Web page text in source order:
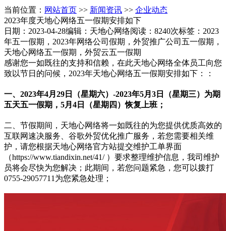
当前位置： 网站首页 >> 新闻资讯 >> 企业动态
2023年度天地心网络五一假期安排如下
日期：2023-04-28编辑：天地心网络阅读：8240次标签：2023
年五一假期，2023年网络公司假期，外贸推广公司五一假期，
天地心网络五一假期，外贸云五一假期
感谢您一如既往的支持和信赖，在此天地心网络全体员工向您
致以节日的问候，2023年天地心网络五一假期安排如下：：
一、2023年4月29日（星期六）-2023年5月3日（星期三）为期
五天五一假期，5月4日（星期四）恢复上班；
二、节假期间，天地心网络将一如既往的为您提供优质高效的
互联网速决服务、谷歌外贸优化推广服务，若您需要相关维
护，请您根据天地心网络官方站提交维护工单界面
（https://www.tiandixin.net/41/ ）要求整理维护信息，我司维护
员将会尽快为您解决；此期间，若您问题紧急，您可以拨打
0755-29057711为您紧急处理；